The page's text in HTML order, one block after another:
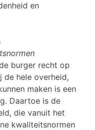
en
burger recht op
hele overheid,
maken is een
Daartoe is de
die vanuit het
kwaliteitsnormen